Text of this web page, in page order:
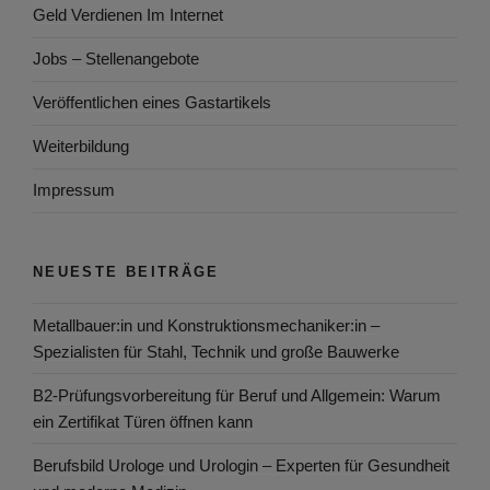
Geld Verdienen Im Internet
Jobs – Stellenangebote
Veröffentlichen eines Gastartikels
Weiterbildung
Impressum
NEUESTE BEITRÄGE
Metallbauer:in und Konstruktionsmechaniker:in –
Spezialisten für Stahl, Technik und große Bauwerke
B2-Prüfungsvorbereitung für Beruf und Allgemein: Warum
ein Zertifikat Türen öffnen kann
Berufsbild Urologe und Urologin – Experten für Gesundheit